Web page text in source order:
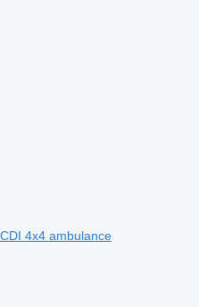
4x4 ambulance